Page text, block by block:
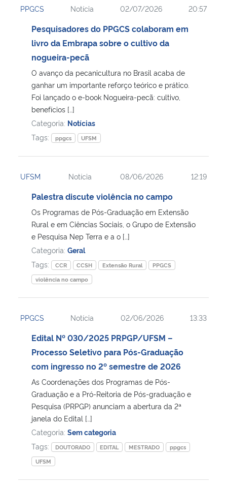
Ministério da Cidadania
Ministério da Saúde
Ministério de Minas e Energia
Ministério da Ciência, Tecnologia, Inovações e Comunicações
Ministério do Turismo
Controladoria-Geral da União
Ministério da Mulher, da Família e dos Direitos Humanos
Secretaria-Geral
Secretaria de Governo
PPGCS Notícia 02/07/2026 20:57
Pesquisadores do PPGCS colaboram em
livro da Embrapa sobre o cultivo da
nogueira-pecã
O avanço da pecanicultura no Brasil acaba de
ganhar um importante reforço teórico e prático.
Foi lançado o e-book Nogueira-pecã: cultivo,
benefícios […]
Categoria: Notícias
Tags:
ppgcs UFSM
UFSM Notícia 08/06/2026 12:19
Palestra discute violência no campo
Os Programas de Pós-Graduação em Extensão
Rural e em Ciências Sociais, o Grupo de Extensão
e Pesquisa Nep Terra e a o […]
Categoria: Geral
Tags:
CCR CCSH Extensão Rural
PPGCS
violência no campo
PPGCS Notícia 02/06/2026 13:33
Edital Nº 030/2025 PRPGP/UFSM –
Processo Seletivo para Pós-Graduação
com ingresso no 2º semestre de 2026
As Coordenações dos Programas de Pós-
Graduação e a Pró-Reitoria de Pós-graduação e
Pesquisa (PRPGP) anunciam a abertura da 2ª
janela do Edital […]
Categoria: Sem categoria
Tags:
DOUTORADO EDITAL MESTRADO
ppgcs
UFSM